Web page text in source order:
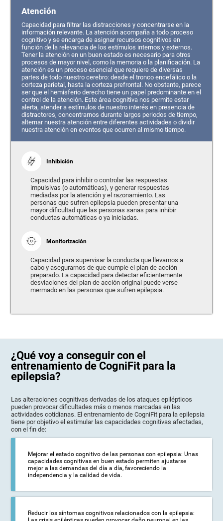
Atención
Capacidad para filtrar las distracciones y concentrarse en la
información relevante. La atención acompaña a todo proceso
cognitivo y se encarga de asignar recursos cognitivos en
función de la relevancia de los estímulos internos y externos.
Tener la atención en un buen estado es necesario para otros
procesos de mayor nivel, como la memoria o la planificación. La
atención es un proceso esencial que requiere de diversas
partes de todo nuestro cerebro: desde el tronco encefálico o la
corteza parietal, hasta la corteza prefrontal. No obstante, parece
ser que el hemisferio derecho tiene un papel predominante en el
control de la atención. Este área cognitiva nos permite estar
alerta, atender a estímulos de nuestro interés en presencia de
distractores, concentrarnos durante largos periodos de tiempo,
alternar nuestra atención entre diferentes actividades o dividir
nuestra atención en eventos que ocurren al mismo tiempo.
Inhibición
Capacidad para inhibir o controlar las respuestas
impulsivas (o automáticas), y generar respuestas
mediadas por la atención y el razonamiento. Las
personas que sufren epilepsia pueden presentar una
mayor dificultad que las personas sanas para inhibir
conductas automáticas o ya iniciadas.
Monitorización
Capacidad para supervisar la conducta que llevamos a
cabo y asegurarnos de que cumple el plan de acción
preparado. La capacidad para detectar eficientemente
desviaciones del plan de acción original puede verse
mermado en las personas que sufren epilepsia.
¿Qué voy a conseguir con el
entrenamiento de CogniFit para la
epilepsia?
Las alteraciones cognitivas derivadas de los ataques epilépticos
pueden provocar dificultades más o menos marcadas en las
actividades cotidianas. El entrenamiento de CogniFit para la epilepsia
tiene por objetivo el estimular las capacidades cognitivas afectadas,
con el fin de:
Mejorar el estado cognitivo de las personas con epilepsia: Unas
capacidades cognitivas en buen estado permiten ajustarse
mejor a las demandas del día a día, favoreciendo la
independencia y la calidad de vida.
Reducir los síntomas cognitivos relacionados con la epilepsia: